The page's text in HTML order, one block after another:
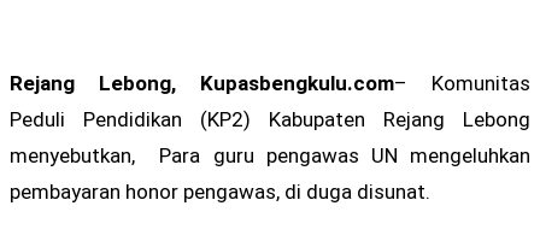
Rejang Lebong, Kupasbengkulu.com– Komunitas
Peduli Pendidikan (KP2) Kabupaten Rejang Lebong
menyebutkan, Para guru pengawas UN mengeluhkan
pembayaran honor pengawas, di duga disunat.